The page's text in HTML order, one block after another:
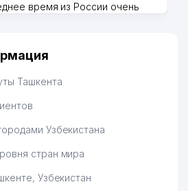
время из России очень
Ташкента
Узбекистана
стран мира
Узбекистан